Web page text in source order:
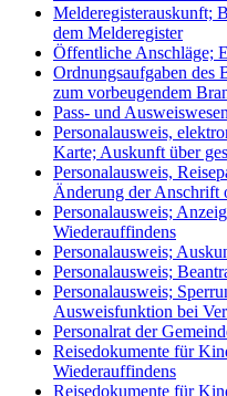
Melderegisterauskunft;
dem Melderegister
Öffentliche Anschläge;
Ordnungsaufgaben des
zum vorbeugendem
Pass- und
Personalausweis,
Karte; Auskunft über
Personalausweis,
Änderung der Anschrift
Personalausweis;
Wiederauffindens
Personalausweis;
Personalausweis;
Personalausweis;
Ausweisfunktion bei
Personalrat der
Reisedokumente für
Wiederauffindens
Reisedokumente für